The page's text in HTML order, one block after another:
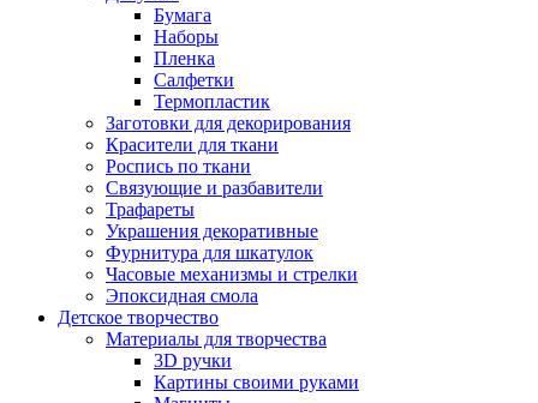
Бумага
Наборы
Пленка
Салфетки
Термопластик
Заготовки для декорирования
Красители для ткани
Роспись по ткани
Связующие и разбавители
Трафареты
Украшения декоративные
Фурнитура для шкатулок
Часовые механизмы и стрелки
Эпоксидная смола
Детское творчество
Материалы для творчества
3D ручки
Картины своими руками